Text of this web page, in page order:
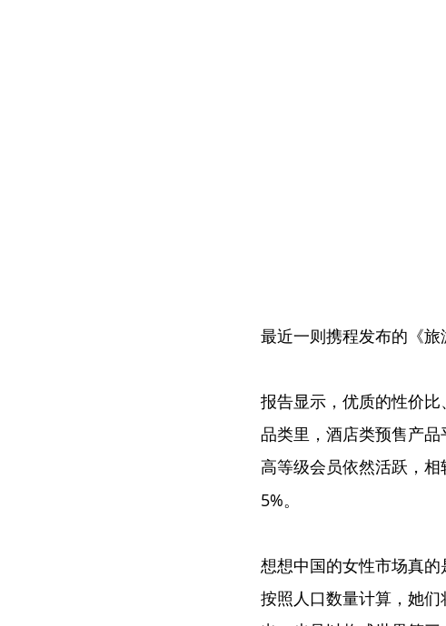
最近一则携程发布的《旅
报告显示，优质的性价
品类里，酒店类预售产
高等级会员依然活跃，相
5%。
想想中国的女性市场真
按照人口数量计算，她